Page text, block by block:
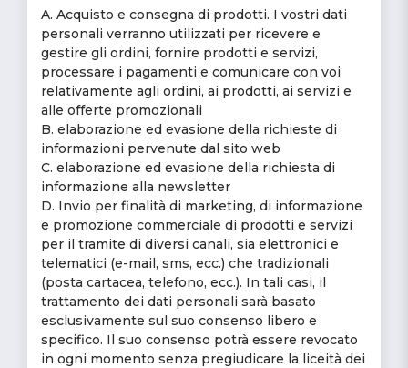
A. Acquisto e consegna di prodotti. I vostri dati
personali verranno utilizzati per ricevere e
gestire gli ordini, fornire prodotti e servizi,
processare i pagamenti e comunicare con voi
relativamente agli ordini, ai prodotti, ai servizi e
alle offerte promozionali
B. elaborazione ed evasione della richieste di
informazioni pervenute dal sito web
C. elaborazione ed evasione della richiesta di
informazione alla newsletter
D. Invio per finalità di marketing, di informazione
e promozione commerciale di prodotti e servizi
per il tramite di diversi canali, sia elettronici e
telematici (e-mail, sms, ecc.) che tradizionali
(posta cartacea, telefono, ecc.). In tali casi, il
trattamento dei dati personali sarà basato
esclusivamente sul suo consenso libero e
specifico. Il suo consenso potrà essere revocato
in ogni momento senza pregiudicare la liceità dei